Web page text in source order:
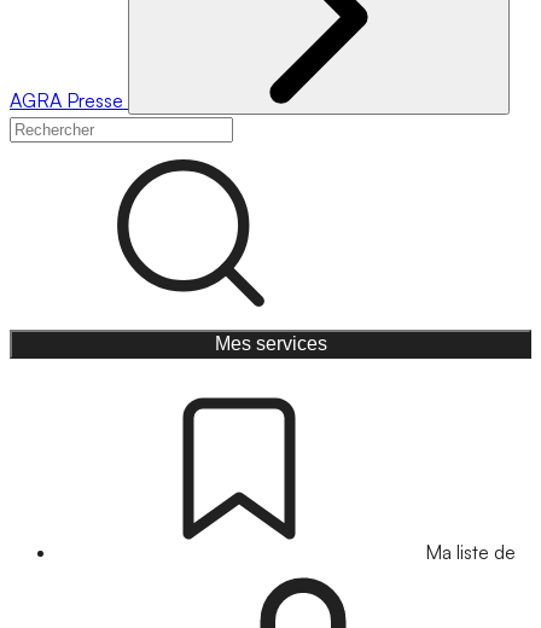
AGRA Presse
Mes services
Ma liste de